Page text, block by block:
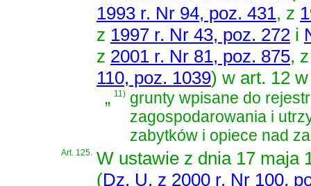
1993 r. Nr 94, poz. 431, z
z 1997 r. Nr 43, poz. 272 i
z 2001 r. Nr 81, poz. 875,
110, poz. 1039) w art. 12
„11) grunty wpisane do
zagospodarowania i
zabytków i opiece nad
Art. 125. W ustawie z dnia 17 maja
(Dz. U. z 2000 r. Nr 100,